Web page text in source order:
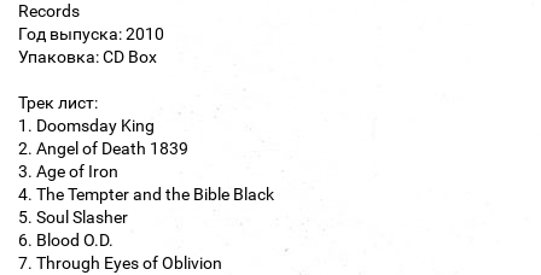
Records
Год выпуска: 2010
Упаковка: CD Box
Трек лист:
1. Doomsday King
2. Angel of Death 1839
3. Age of Iron
4. The Tempter and the Bible Black
5. Soul Slasher
6. Blood O.D.
7. Through Eyes of Oblivion